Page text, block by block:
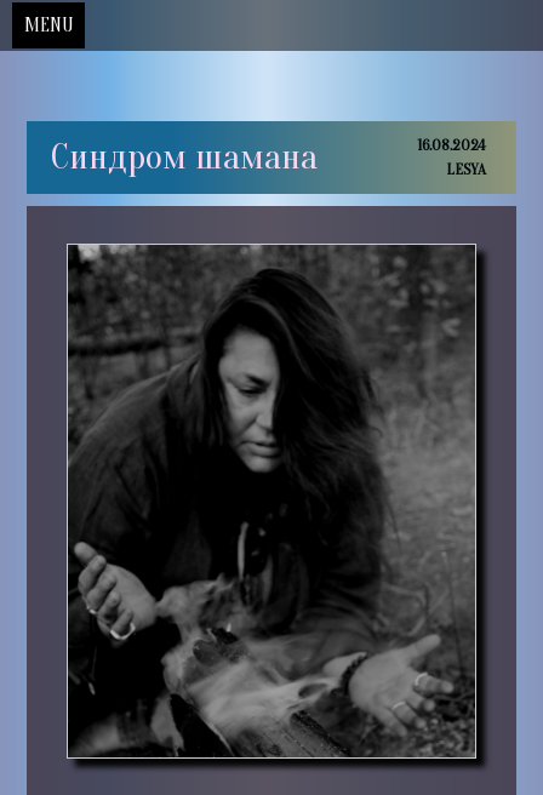
MENU
Синдром шамана
16.08.2024
LESYA